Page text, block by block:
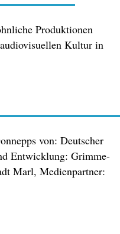
Produktionen
Kultur in
von: Deutscher
Entwicklung: Grimme-
Marl, Medienpartner: